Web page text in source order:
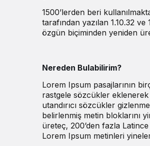
1500’lerden beri
tarafından yazılan 1.10.32
özgün biçiminden yeniden
Nereden Bulabilirim?
Lorem Ipsum pasajlarının
rastgele sözcükler eklenerek
utandırıcı sözcükler
belirlenmiş metin bloklarını
üreteç, 200’den fazla
Lorem Ipsum metinleri